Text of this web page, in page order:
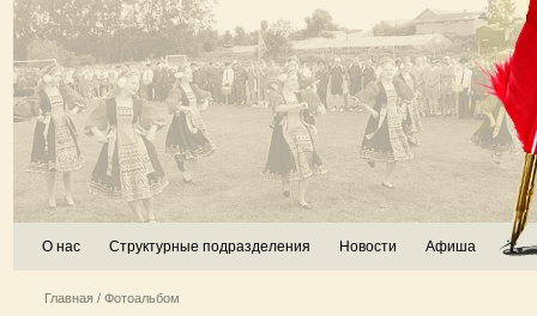
О нас Структурные подразделения Новости Афиша
Главная / Фотоальбом